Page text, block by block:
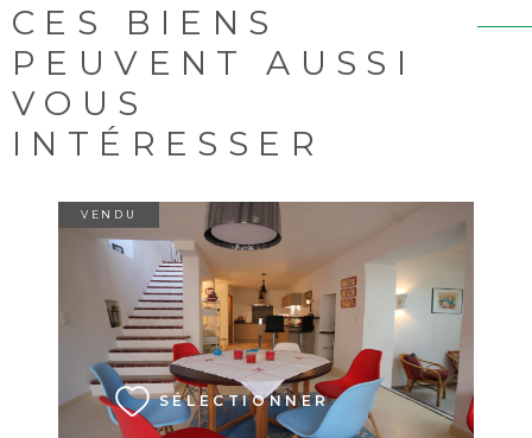
CES BIENS
PEUVENT AUSSI
VOUS
INTÉRESSER
VENDU
SÉLECTIONNER
VOIR LE BIEN